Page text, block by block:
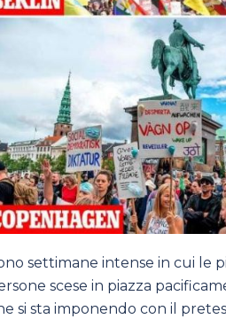
settimane intense in cui le
scese in piazza
si sta imponendo con il